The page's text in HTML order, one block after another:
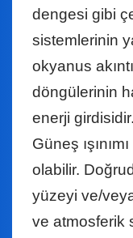
dengesi gibi
sistemlerinin
okyanus
döngülerinin
enerji girdisidir.
Güneş
olabilir.
yüzeyi ve/
ve atmosferik